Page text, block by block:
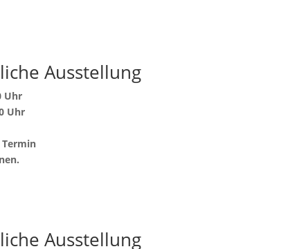
Ausstellung
Uhr
Uhr
Ausstellung